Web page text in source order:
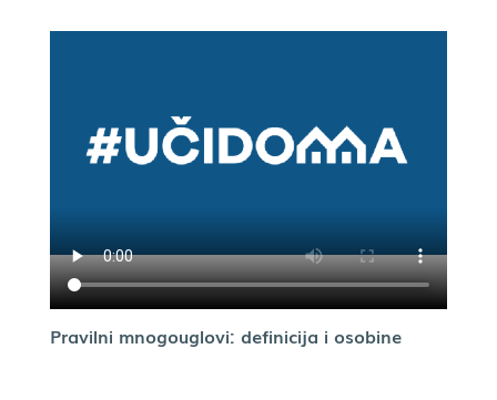
Pravilni mnogouglovi: definicija i osobine